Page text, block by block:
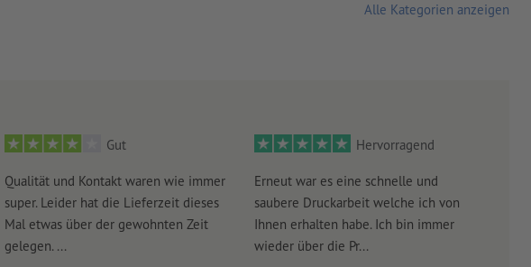
Gut
Qualität und Kontakt waren wie immer
super. Leider hat die Lieferzeit dieses
Mal etwas über der gewohnten Zeit
gelegen. ...
Hervorragend
Erneut war es eine schnelle und
saubere Druckarbeit welche ich von
Ihnen erhalten habe. Ich bin immer
wieder über die Pr...
Alle Kategorien anzeigen